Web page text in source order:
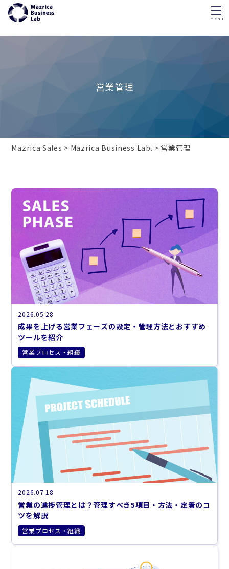
menu
営業管理
Mazrica Sales Mazrica Business Lab. 営業管理
2026.05.28
成果を上げる営業フェーズの設定・管理方法とおすすめ
ツールを紹介
営業プロセス・組織
2026.07.18
営業の進捗管理とは？管理すべき5項目・方法・定着のコ
ツを解説
営業プロセス・組織